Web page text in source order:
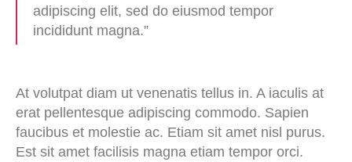
adipiscing elit, sed do eiusmod tempor
incididunt magna.”
At volutpat diam ut venenatis tellus in. A iaculis at
erat pellentesque adipiscing commodo. Sapien
faucibus et molestie ac. Etiam sit amet nisl purus.
Est sit amet facilisis magna etiam tempor orci.